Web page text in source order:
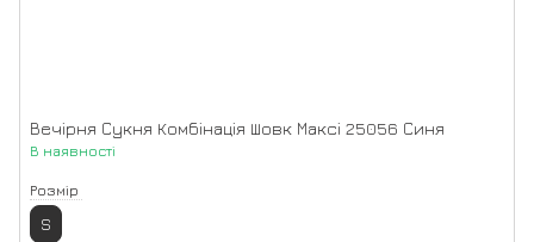
Вечірня Сукня Комбінація Шовк Максі 25056 Синя
В наявності
Розмір
S